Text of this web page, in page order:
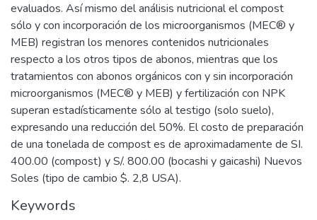
evaluados. Así mismo del análisis nutricional el compost
sólo y con incorporación de los microorganismos (MEC® y
MEB) registran los menores contenidos nutricionales
respecto a los otros tipos de abonos, mientras que los
tratamientos con abonos orgánicos con y sin incorporación
microorganismos (MEC® y MEB) y fertilización con NPK
superan estadísticamente sólo al testigo (solo suelo),
expresando una reducción del 50%. El costo de preparación
de una tonelada de compost es de aproximadamente de SI.
400.00 (compost) y S/. 800.00 (bocashi y gaicashi) Nuevos
Soles (tipo de cambio $. 2,8 USA).
Keywords